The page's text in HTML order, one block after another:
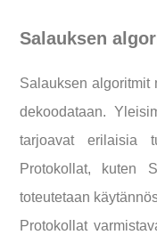
Salauksen
Salauksen algoritmit
dekoodataan.
tarjoavat erilaisia
Protokollat, kuten
toteutetaan
Protokollat